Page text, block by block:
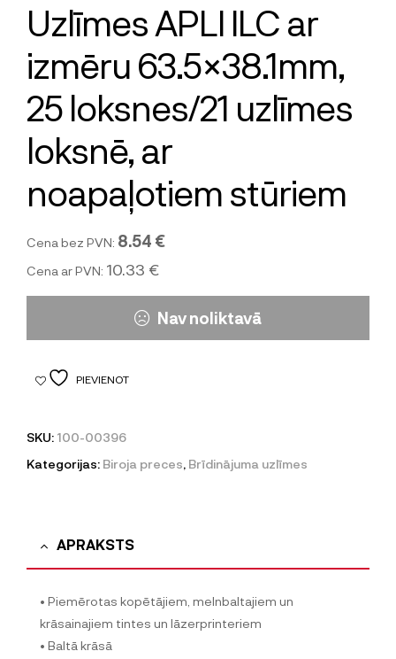
Uzlīmes APLI ILC ar
izmēru 63.5×38.1mm,
25 loksnes/21 uzlīmes
loksnē, ar
noapaļotiem stūriem
Cena bez PVN: 8.54 €
Cena ar PVN: 10.33 €
Nav noliktavā
PIEVIENOT
SKU: 100-00396
Kategorijas: Biroja preces, Brīdinājuma uzlīmes
APRAKSTS
• Piemērotas kopētājiem, melnbaltajiem un
krāsainajiem tintes un lāzerprinteriem
• Baltā krāsā